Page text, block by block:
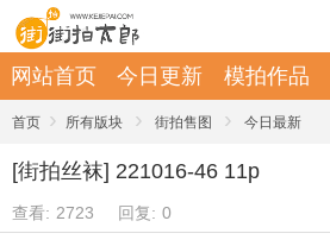
网站首页 今日更新 模拍作品
首页 › 所有版块 › 街拍售图 › 今日最新
[街拍丝袜] 221016-46 11p
查看: 2723 回复: 0